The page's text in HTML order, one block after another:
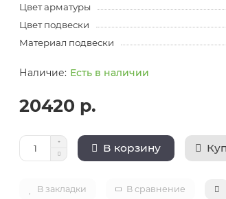
Цвет арматуры
Цвет подвески
Материал подвески
Есть в наличии
20420 р.
В корзину
В закладки В сравнение